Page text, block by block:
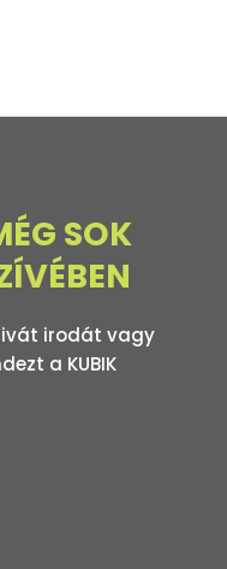
SOK
irodát vagy
a KUBIK